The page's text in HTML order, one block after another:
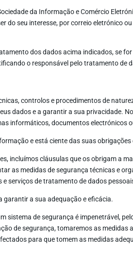
da Informação e Comércio
do seu interesse, por correio eletrónico
dos dados acima indicados, se
o responsável pelo tratamento de
controlos e procedimentos de
dados e a garantir a sua privacidade.
informáticos, documentos electrónicos
e está ciente das suas
incluímos cláusulas que os obrigam a
as medidas de segurança técnicas e
serviços de tratamento de dados
garantir a sua adequação e eficácia.
sistema de segurança é impenetrável,
de segurança, tomaremos as
para que tomem as medidas